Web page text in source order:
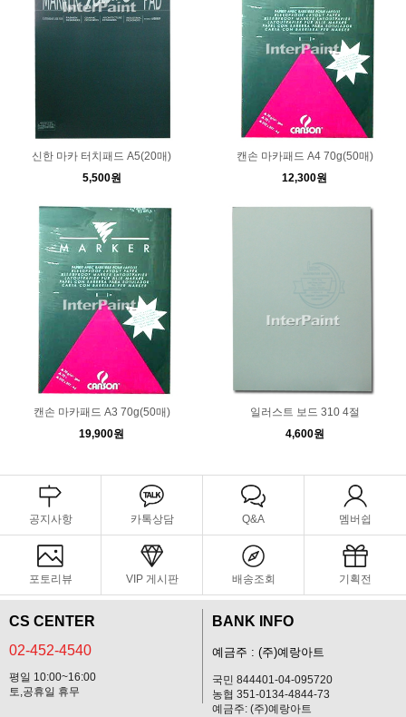
신한 마카 터치패드 A5(20매)
5,500원
캔손 마카패드 A4 70g(50매)
12,300원
캔손 마카패드 A3 70g(50매)
19,900원
일러스트 보드 310 4절
4,600원
공지사항 카톡상담 Q&A 멤버쉽
포토리뷰 VIP 게시판 배송조회 기획전
CS CENTER
02-452-4540
평일 10:00~16:00
토,공휴일 휴무
BANK INFO
예금주 : (주)예랑아트
국민 844401-04-095720
농협 351-0134-4844-73
예금주: (주)예랑아트